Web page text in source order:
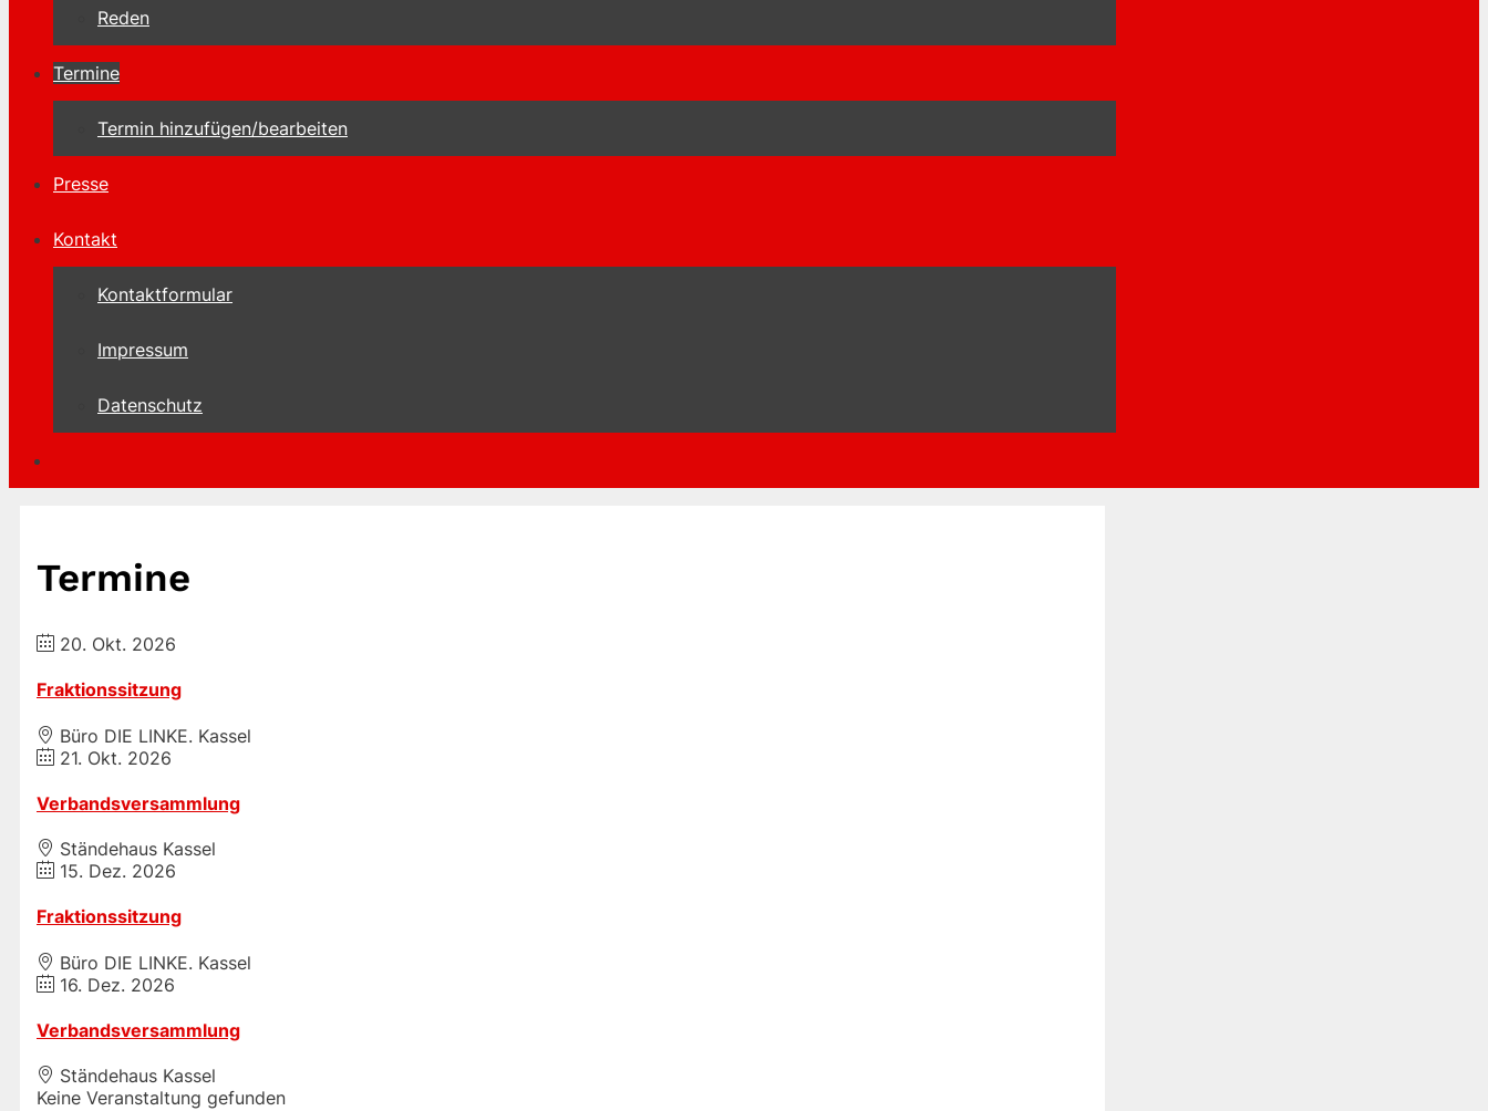
Reden
Termine
Termin hinzufügen/bearbeiten
Presse
Kontakt
Kontaktformular
Impressum
Datenschutz
Termine
20. Okt. 2026
Fraktionssitzung
Büro DIE LINKE. Kassel
21. Okt. 2026
Verbandsversammlung
Ständehaus Kassel
15. Dez. 2026
Fraktionssitzung
Büro DIE LINKE. Kassel
16. Dez. 2026
Verbandsversammlung
Ständehaus Kassel
Keine Veranstaltung gefunden